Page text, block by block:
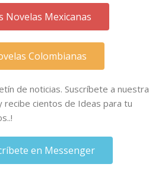
Novelas Mexicanas
Colombianas
de noticias. Suscríbete a nuestra
recibe cientos de Ideas para tu
en Messenger